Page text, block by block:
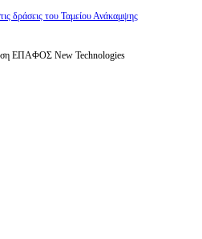
δράσεις του Ταμείου Ανάκαμψης
ΕΠΑΦΟΣ New Technologies